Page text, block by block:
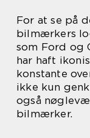
For at se på
bilmærkers
som Ford og
har haft
konstante
ikke kun
også
bilmærker.